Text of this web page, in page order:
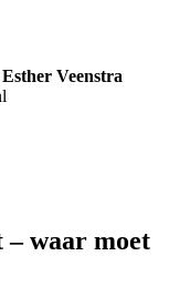
Esther Veenstra
– waar moet